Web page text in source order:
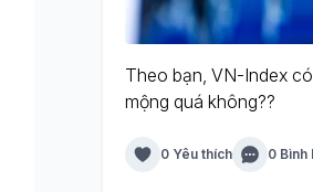
Theo bạn, VN-Index
mộng quá không??
0 Yêu thích 0 Bình